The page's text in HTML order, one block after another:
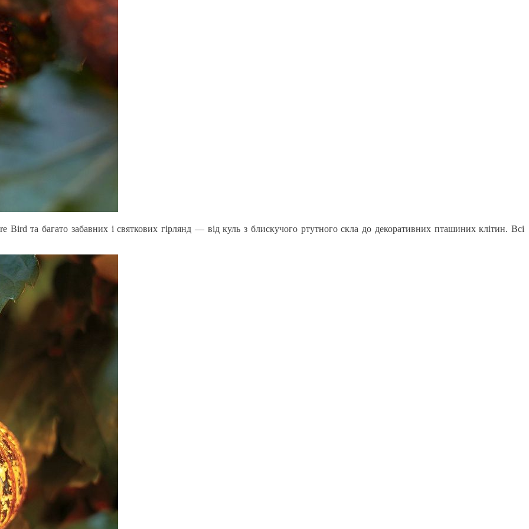
та багато забавних і святкових гірлянд — від куль з блискучого ртутного скла до декоративних пташиних клітин. Всі